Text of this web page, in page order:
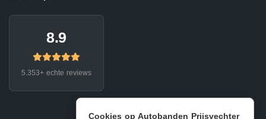
Cookies op Autobanden Prijsvechter
8.9
5.353+ echte reviews